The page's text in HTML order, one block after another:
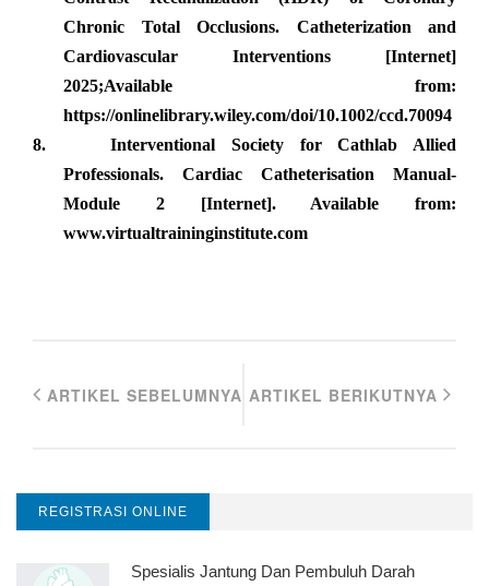
Chronic Total Occlusions. Catheterization and
Cardiovascular Interventions [Internet]
2025;Available from:
https://onlinelibrary.wiley.com/doi/10.1002/ccd.70094
8.
Interventional Society for Cathlab Allied
Professionals. Cardiac Catheterisation Manual-
Module 2 [Internet]. Available from:
www.virtualtraininginstitute.com
ARTIKEL SEBELUMNYA ARTIKEL BERIKUTNYA
REGISTRASI ONLINE
Spesialis Jantung Dan Pembuluh Darah